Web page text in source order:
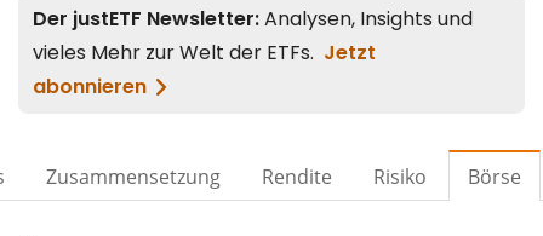
Zusammensetzung Rendite Risiko Börse